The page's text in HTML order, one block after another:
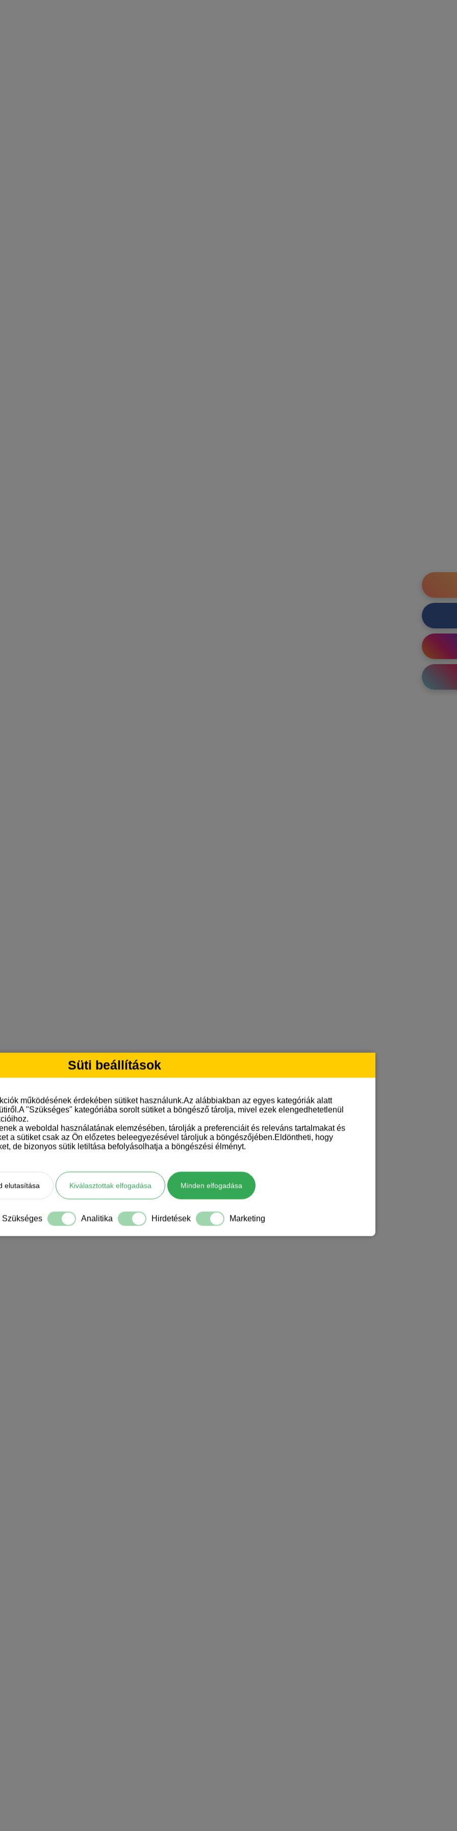
Süti beállítások
működésének érdekében sütiket használunk.Az alábbiakban az egyes kategóriák alatt
"Szükséges" kategóriába sorolt sütiket a böngésző tárolja, mivel ezek elengedhetetlenül
a weboldal használatának elemzésében, tárolják a preferenciáit és releváns tartalmakat és
a sütiket csak az Ön előzetes beleegyezésével tároljuk a böngészőjében.Eldöntheti, hogy
de bizonyos sütik letiltása befolyásolhatja a böngészési élményt.
elutasítása Kiválasztottak elfogadása Minden elfogadása
Szükséges Analitika Hirdetések Marketing